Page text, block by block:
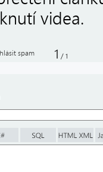
videa.
spam 1 / 1